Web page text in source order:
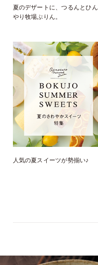
夏のデザートに、つるんとひん
やり牧場ぷりん。
人気の夏スイーツが勢揃い♪